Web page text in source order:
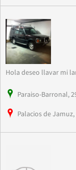
Hola deseo llavar mi
Paraiso-Barronal,
Palacios de Jamuz,